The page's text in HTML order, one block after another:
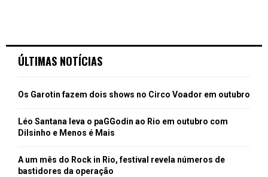
ÚLTIMAS NOTÍCIAS
Os Garotin fazem dois shows no Circo Voador em outubro
Léo Santana leva o paGGodin ao Rio em outubro com
Dilsinho e Menos é Mais
A um mês do Rock in Rio, festival revela números de
bastidores da operação